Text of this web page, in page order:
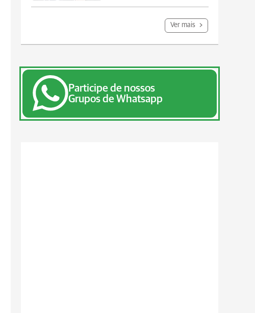
Ver mais
Participe de nossos
Grupos de Whatsapp